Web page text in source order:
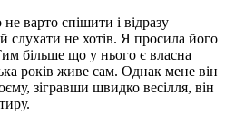
варто спішити і відразу
слухати не хотів. Я просила його
більше що у нього є власна
років живе сам. Однак мене він
зігравши швидко весілля, він